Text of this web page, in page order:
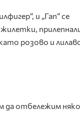
и „Гап“ се
розово и
да отбележим